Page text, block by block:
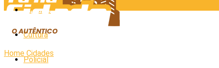
Esporte
Cultura
Policial
Home Cidades